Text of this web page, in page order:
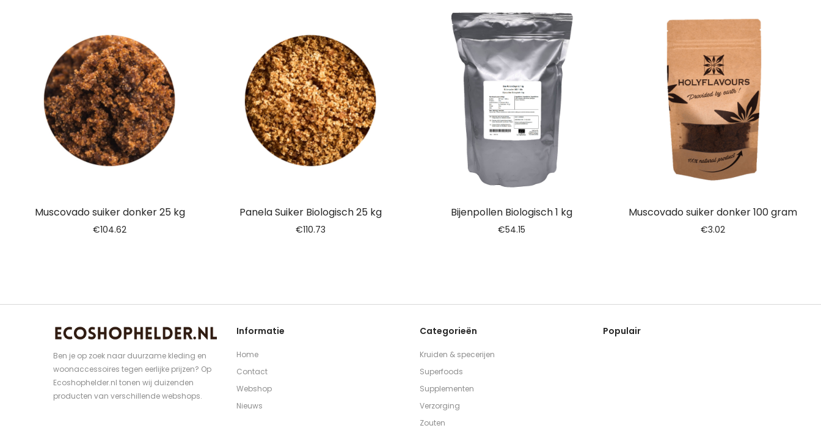
Muscovado suiker donker 25 kg
€104.62
Panela Suiker Biologisch 25 kg
€110.73
Bijenpollen Biologisch 1 kg
€54.15
Muscovado suiker donker 100 gram
€3.02
Ben je op zoek naar duurzame kleding en
woonaccessoires tegen eerlijke prijzen? Op
Ecoshophelder.nl tonen wij duizenden
producten van verschillende webshops.
Informatie
Home
Contact
Webshop
Nieuws
Categorieën
Kruiden & specerijen
Superfoods
Supplementen
Verzorging
Zouten
Populair